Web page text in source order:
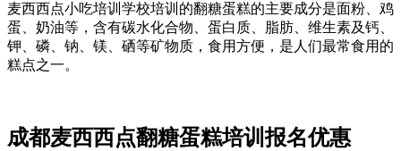
麦西西点小吃培训学校培训的翻糖蛋糕的主要成分是面粉、鸡
蛋、奶油等，含有碳水化合物、蛋白质、脂肪、维生素及钙、
钾、磷、钠、镁、硒等矿物质，食用方便，是人们最常食用的
糕点之一。
成都麦西西点翻糖蛋糕培训报名优惠